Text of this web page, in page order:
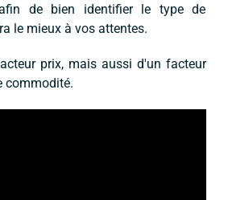
de bien identifier le type de
le mieux à vos attentes.
prix, mais aussi d'un facteur
commodité.